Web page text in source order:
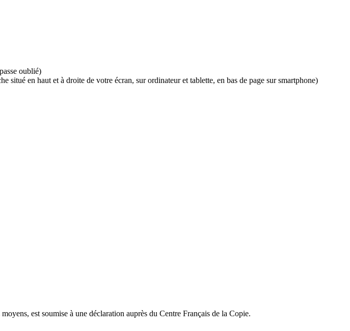
oublié)
en haut et à droite de votre écran, sur ordinateur et tablette, en bas de page sur smartphone)
est soumise à une déclaration auprès du Centre Français de la Copie.